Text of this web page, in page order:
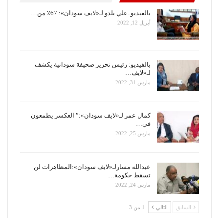
بالفيديو..علي بلدو لـ«لايف سودان»: 67٪ من…
أبريل 12, 2022
بالفيديو: رئيس تحرير صحيفة سودانية يكشف
لـ«لايف…
مارس 31, 2022
كمال عمر لـ«لايف سودان»:” العكسر يطمعون
في…
مارس 25, 2022
عبدالله مسارلـ«لايف سودان»:المظاهرات لن
تسقط حكومة…
مارس 24, 2022
السابق التالي 1 من 3